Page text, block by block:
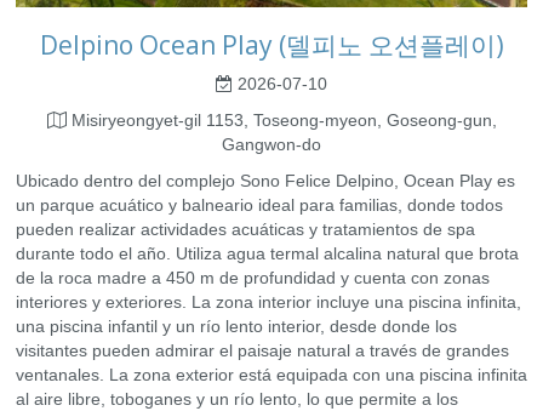
Delpino Ocean Play (델피노 오션플레이)
2026-07-10
Misiryeongyet-gil 1153, Toseong-myeon, Goseong-gun,
Gangwon-do
Ubicado dentro del complejo Sono Felice Delpino, Ocean Play es
un parque acuático y balneario ideal para familias, donde todos
pueden realizar actividades acuáticas y tratamientos de spa
durante todo el año. Utiliza agua termal alcalina natural que brota
de la roca madre a 450 m de profundidad y cuenta con zonas
interiores y exteriores. La zona interior incluye una piscina infinita,
una piscina infantil y un río lento interior, desde donde los
visitantes pueden admirar el paisaje natural a través de grandes
ventanales. La zona exterior está equipada con una piscina infinita
al aire libre, toboganes y un río lento, lo que permite a los